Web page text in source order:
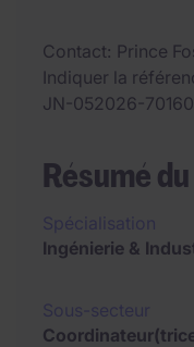
Contact Prince
Indiquer la
JN-052026-
Résumé
Ingénierie &